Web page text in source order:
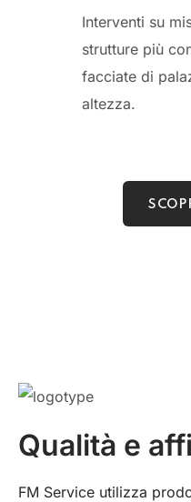
Interventi su
strutture più
facciate di
altezza.
Qualità e
FM Service utilizza